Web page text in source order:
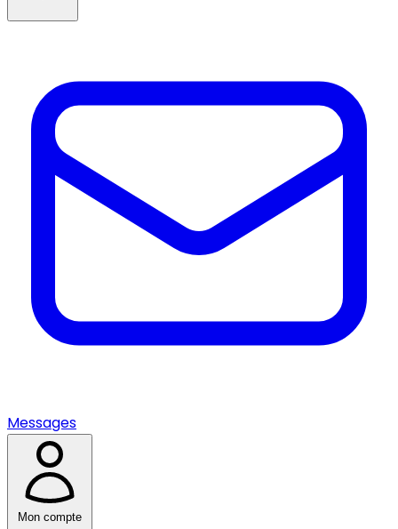
Messages
Mon compte